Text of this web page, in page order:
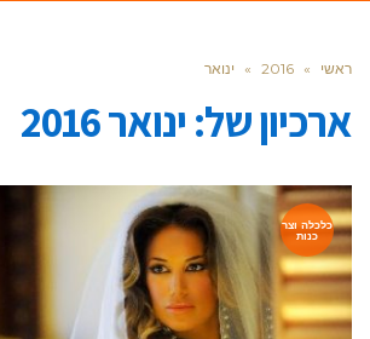
ראשי »
2016
» ינואר
ארכיון של:ינואר 2016
כלכלה וצר
כנות